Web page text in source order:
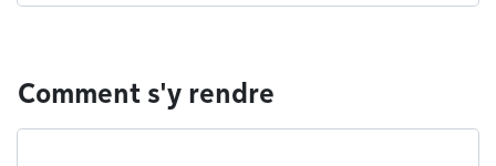
Comment s'y rendre